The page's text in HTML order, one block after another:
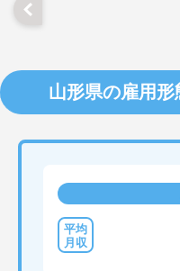
山形県の雇用